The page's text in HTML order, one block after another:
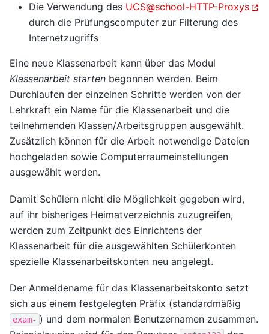
Die Verwendung des UCS@school-HTTP-Proxys
durch die Prüfungscomputer zur Filterung des
Internetzugriffs
Eine neue Klassenarbeit kann über das Modul
Klassenarbeit starten begonnen werden. Beim
Durchlaufen der einzelnen Schritte werden von der
Lehrkraft ein Name für die Klassenarbeit und die
teilnehmenden Klassen/Arbeitsgruppen ausgewählt.
Zusätzlich können für die Arbeit notwendige Dateien
hochgeladen sowie Computerraumeinstellungen
ausgewählt werden.
Damit Schülern nicht die Möglichkeit gegeben wird,
auf ihr bisheriges Heimatverzeichnis zuzugreifen,
werden zum Zeitpunkt des Einrichtens der
Klassenarbeit für die ausgewählten Schülerkonten
spezielle Klassenarbeitskonten neu angelegt.
Der Anmeldename für das Klassenarbeitskonto setzt
sich aus einem festgelegten Präfix (standardmäßig
exam- ) und dem normalen Benutzernamen zusammen.